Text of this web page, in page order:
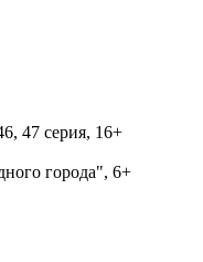
47 серия, 16+
города", 6+